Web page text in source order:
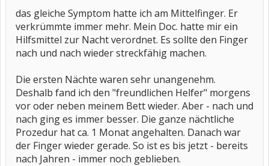
das gleiche Symptom hatte ich am Mittelfinger. Er
verkrümmte immer mehr. Mein Doc. hatte mir ein
Hilfsmittel zur Nacht verordnet. Es sollte den Finger
nach und nach wieder streckfähig machen.
Die ersten Nächte waren sehr unangenehm.
Deshalb fand ich den "freundlichen Helfer" morgens
vor oder neben meinem Bett wieder. Aber - nach und
nach ging es immer besser. Die ganze nächtliche
Prozedur hat ca. 1 Monat angehalten. Danach war
der Finger wieder gerade. So ist es bis jetzt - bereits
nach Jahren - immer noch geblieben.